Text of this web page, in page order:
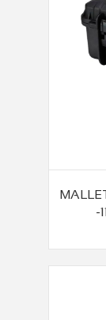
-